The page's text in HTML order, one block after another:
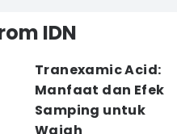
IDN
Tranexamic Acid:
Manfaat dan Efek
Samping untuk